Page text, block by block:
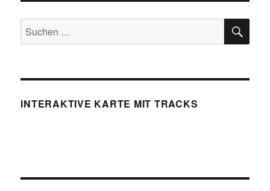
Suchen
nach:
INTERAKTIVE KARTE MIT TRACKS